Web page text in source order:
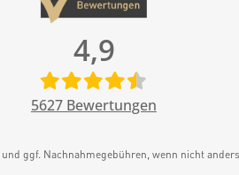
4,9
5627 Bewertungen
und ggf. Nachnahmegebühren, wenn nicht